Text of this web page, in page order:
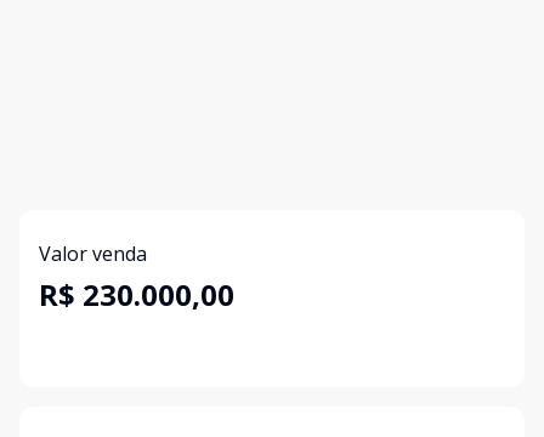
Valor venda
R$ 230.000,00